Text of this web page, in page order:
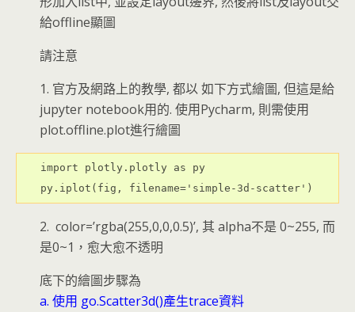
給offline顯圖
請注意
1. 官方及網路上的教學, 都以 如下方式繪圖, 但這是給
jupyter notebook用的. 使用Pycharm, 則需使用
plot.offline.plot進行繪圖
import plotly.plotly as
py
py . iplot ( fig , filename= 'simple-3d-scatter' )
2. color=’rgba(255,0,0,0.5)’, 其 alpha不是 0~255, 而
是0~1，愈大愈不透明
底下的繪圖步驟為
a. 使用 go.Scatter3d()產生trace資料